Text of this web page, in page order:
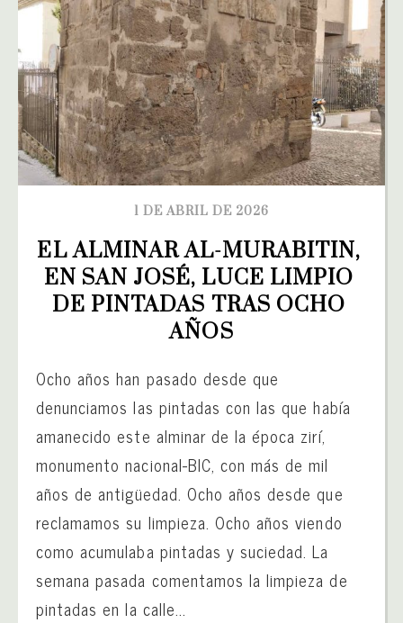
1 DE ABRIL DE 2026
EL ALMINAR AL-MURABITIN,
EN SAN JOSÉ, LUCE LIMPIO
DE PINTADAS TRAS OCHO
AÑOS
Ocho años han pasado desde que
denunciamos las pintadas con las que había
amanecido este alminar de la época zirí,
monumento nacional-BIC, con más de mil
años de antigüedad. Ocho años desde que
reclamamos su limpieza. Ocho años viendo
como acumulaba pintadas y suciedad. La
semana pasada comentamos la limpieza de
pintadas en la calle...